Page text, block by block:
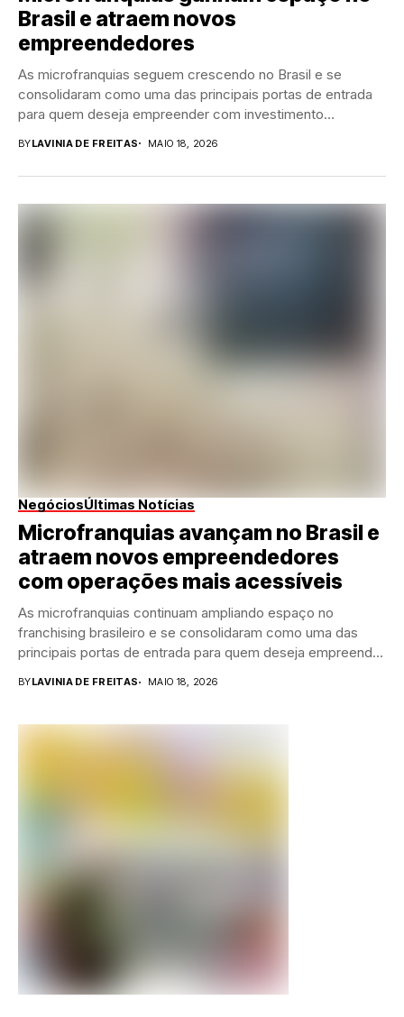
Brasil e atraem novos
empreendedores
As microfranquias seguem crescendo no Brasil e se
consolidaram como uma das principais portas de entrada
para quem deseja empreender com investimento
BYLAVINIA DE FREITAS MAIO 18, 2026
NegóciosÚltimas Notícias
Microfranquias avançam no Brasil e
atraem novos empreendedores
com operações mais acessíveis
As microfranquias continuam ampliando espaço no
franchising brasileiro e se consolidaram como uma das
principais portas de entrada para quem deseja empreender
BYLAVINIA DE FREITAS MAIO 18, 2026